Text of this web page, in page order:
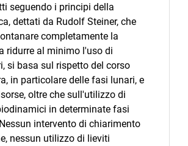
seguendo i principi della
dettati da Rudolf Steiner, che
completamente la
ridurre al minimo l'uso di
si basa sul rispetto del corso
in particolare delle fasi lunari, e
oltre che sull'utilizzo di
in determinate fasi
intervento di chiarimento
nessun utilizzo di lieviti